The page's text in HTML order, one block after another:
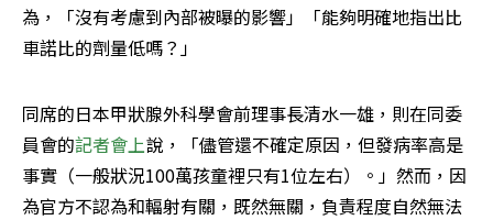
為，「沒有考慮到內部被曝的影響」「能夠明確地指出比
車諾比的劑量低嗎？」
同席的日本甲狀腺外科學會前理事長清水一雄，則在同委
員會的記者會上說，「儘管還不確定原因，但發病率高是
事實（一般狀況100萬孩童裡只有1位左右）。」然而，因
為官方不認為和輻射有關，既然無關，負責程度自然無法